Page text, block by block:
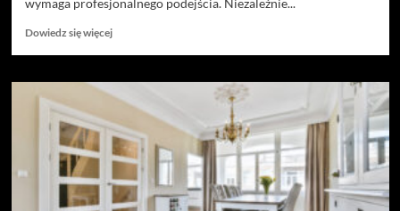
wymaga profesjonalnego podejścia. Niezależnie...
Dowiedz się więcejDowiedz
o
Wypożyczalnia
podnośników
–
klucz
do
efektywnej
pracy